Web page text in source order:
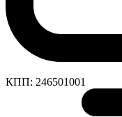
КПП: 246501001